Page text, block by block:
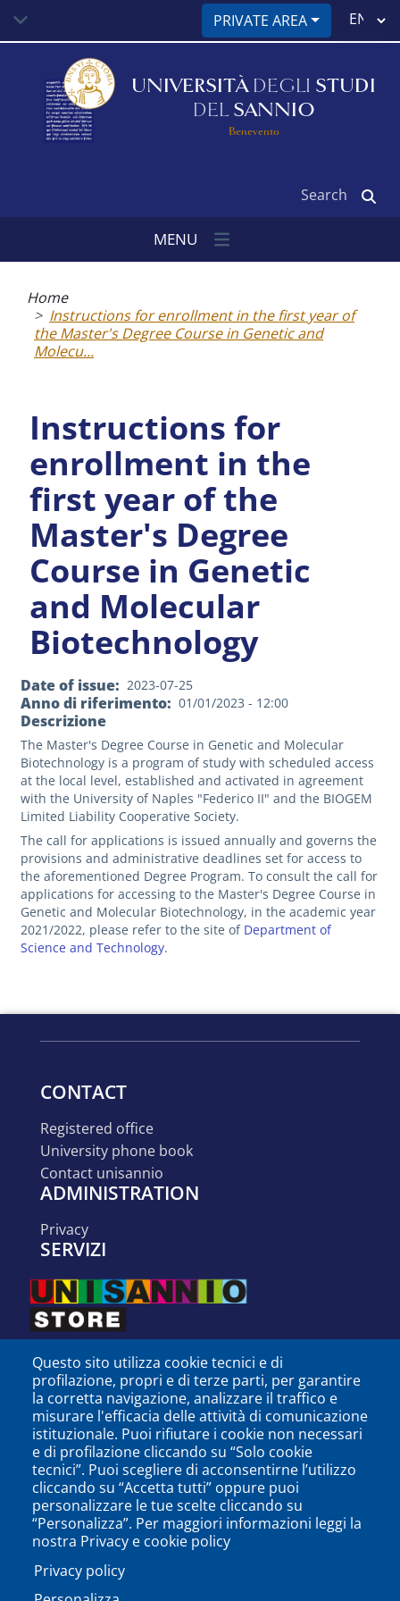
main
PRIVATE AREA
Select
UNIVERSITÀ DEGLI STUDI
DEL SANNIO
Benevento
MENU
Home
Instructions for enrollment in the first year of
the Master's Degree Course in Genetic and
Molecu...
Instructions for
enrollment in the
first year of the
Master's Degree
Course in Genetic
and Molecular
Biotechnology
Date of issue 2023-07-25
Anno di riferimento 01/01/2023 - 12:00
Descrizione
The Master's Degree Course in Genetic and Molecular
Biotechnology is a program of study with scheduled access
at the local level, established and activated in agreement
with the University of Naples "Federico II" and the BIOGEM
Limited Liability Cooperative Society.
The call for applications is issued annually and governs the
provisions and administrative deadlines set for access to
the aforementioned Degree Program. To consult the call for
applications for accessing to the Master's Degree Course in
Genetic and Molecular Biotechnology, in the academic year
2021/2022, please refer to the site of Department of
Science and Technology.
CONTACT
registered office
university phone book
contact unisannio
ADMINISTRATION
privacy
SERVIZI
SEGUICI SU
Questo sito utilizza cookie tecnici e di
profilazione, propri e di terze parti, per garantire
la corretta navigazione, analizzare il traffico e
misurare l'efficacia delle attività di comunicazione
istituzionale. Puoi rifiutare i cookie non necessari
e di profilazione cliccando su “Solo cookie
tecnici”. Puoi scegliere di acconsentirne l’utilizzo
cliccando su “Accetta tutti” oppure puoi
personalizzare le tue scelte cliccando su
“Personalizza”. Per maggiori informazioni leggi la
nostra Privacy e cookie policy
Privacy policy